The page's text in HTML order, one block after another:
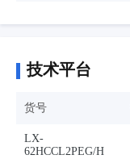
技术平台
货号
LX-
62HCCL2PEG/H